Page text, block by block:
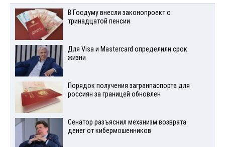
В Госдуму внесли законопроект о
тринадцатой пенсии
Для Visа и Mastercard определили срок
жизни
Порядок получения загранпаспорта для
россиян за границей обновлен
Сенатор разъяснил механизм возврата
денег от кибермошенников